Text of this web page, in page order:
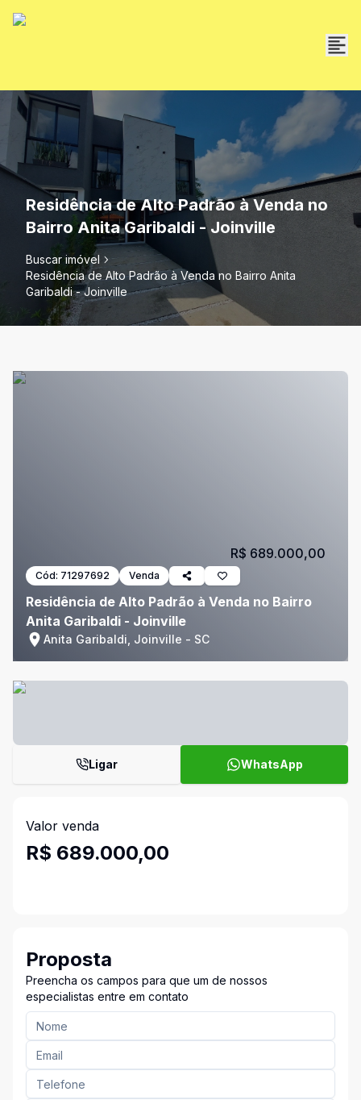
Residência de Alto Padrão à Venda no
Bairro Anita Garibaldi - Joinville
Buscar imóvel
Residência de Alto Padrão à Venda no Bairro Anita
Garibaldi - Joinville
Cód: 71297692 Venda
Residência de Alto Padrão à Venda no Bairro
Anita Garibaldi - Joinville
Anita Garibaldi, Joinville - SC
R$ 689.000,00
Ligar WhatsApp
Valor venda
R$ 689.000,00
Proposta
Preencha os campos para que um de nossos
especialistas entre em contato